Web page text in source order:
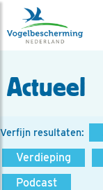
Actueel
Verfijn resultaten:
Verdieping
Podcast